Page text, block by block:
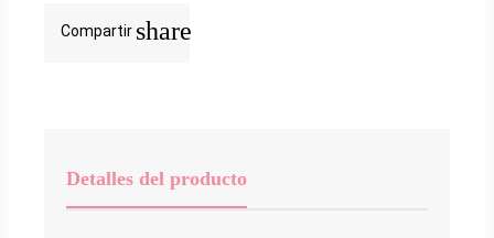
Compartir share
Detalles del producto